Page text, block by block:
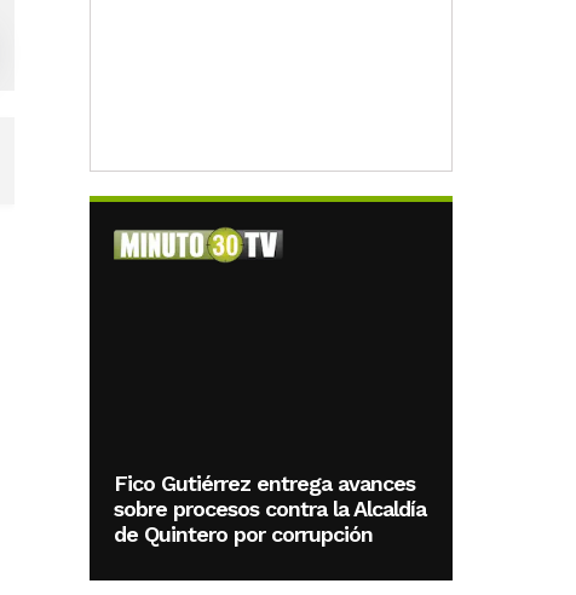
Fico Gutiérrez entrega avances
sobre procesos contra la Alcaldía
de Quintero por corrupción